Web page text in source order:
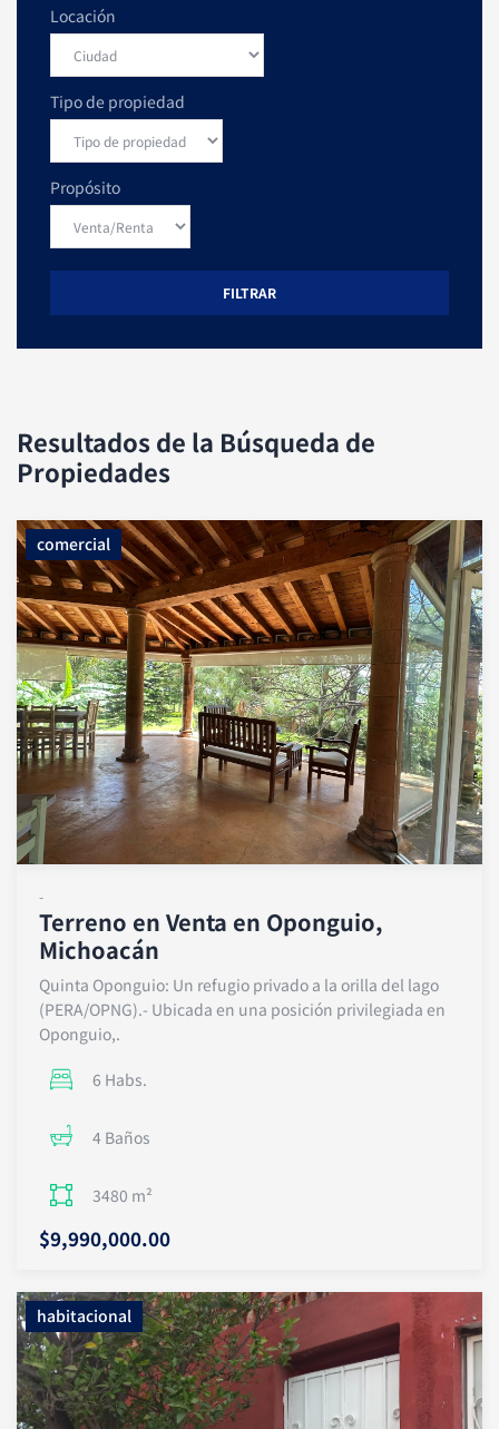
Locación
Tipo de propiedad
Propósito
FILTRAR
Resultados de la Búsqueda de
Propiedades
comercial
-
Terreno en Venta en Oponguio,
Michoacán
Quinta Oponguio: Un refugio privado a la orilla del lago
(PERA/OPNG).- Ubicada en una posición privilegiada en
Oponguio,.
6 Habs.
4 Baños
3480 m²
$9,990,000.00
habitacional